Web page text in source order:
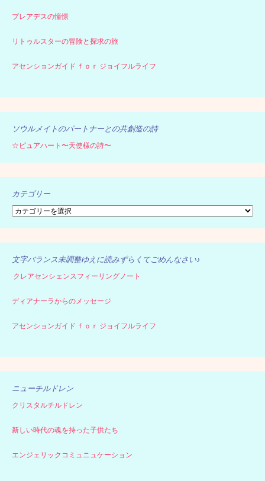
プレアデスの憧憬
リトゥルスターの冒険と探求の旅
アセンションガイド ｆｏｒ ジョイフルライフ
ソウルメイトのパートナーとの共創造の詩
☆ピュアハート〜天使様の詩〜
カテゴリー
カ
ゴ
リ
文字バランス未調整ゆえに読みずらくてごめんなさい♪
クレアセンシェンスフィーリングノート
ディアナーラからのメッセージ
アセンションガイド ｆｏｒ ジョイフルライフ
ニューチルドレン
クリスタルチルドレン
新しい時代の魂を持った子供たち
エンジェリックコミュニュケーション